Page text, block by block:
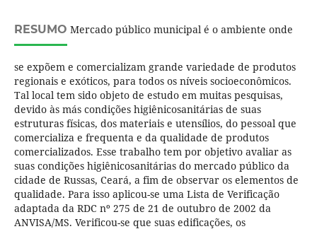
RESUMO Mercado público municipal é o ambiente onde
se expõem e comercializam grande variedade de produtos
regionais e exóticos, para todos os níveis socioeconômicos.
Tal local tem sido objeto de estudo em muitas pesquisas,
devido às más condições higiênicosanitárias de suas
estruturas físicas, dos materiais e utensílios, do pessoal que
comercializa e frequenta e da qualidade de produtos
comercializados. Esse trabalho tem por objetivo avaliar as
suas condições higiênicosanitárias do mercado público da
cidade de Russas, Ceará, a fim de observar os elementos de
qualidade. Para isso aplicou-se uma Lista de Verificação
adaptada da RDC nº 275 de 21 de outubro de 2002 da
ANVISA/MS. Verificou-se que suas edificações, os